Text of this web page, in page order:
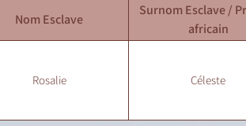
Nom Esclave
Surnom Esclave /
africain
Rosalie Céleste